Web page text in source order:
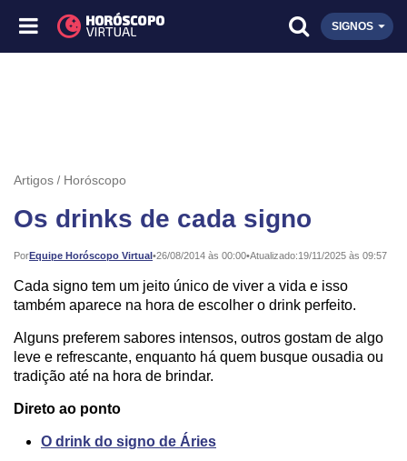
SIGNOS
Artigos Horóscopo
Os drinks de cada signo
PorEquipe Horóscopo Virtual•
Publicado: 26/08/2014 às 00:00•Atualizado:19/11/2025 às 09:57
Cada signo tem um jeito único de viver a vida e isso
também aparece na hora de escolher o drink perfeito.
Alguns preferem sabores intensos, outros gostam de algo
leve e refrescante, enquanto há quem busque ousadia ou
tradição até na hora de brindar.
Direto ao ponto
O drink do signo de Áries